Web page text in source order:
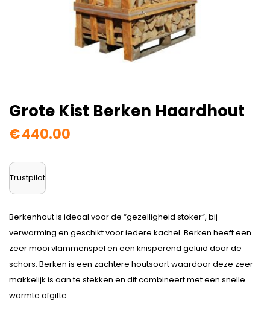
Grote Kist Berken Haardhout
€440.00
Trustpilot
Berkenhout is ideaal voor de “gezelligheid stoker”, bij
verwarming en geschikt voor iedere kachel. Berken heeft een
zeer mooi vlammenspel en een knisperend geluid door de
schors. Berken is een zachtere houtsoort waardoor deze zeer
makkelijk is aan te stekken en dit combineert met een snelle
warmte afgifte.